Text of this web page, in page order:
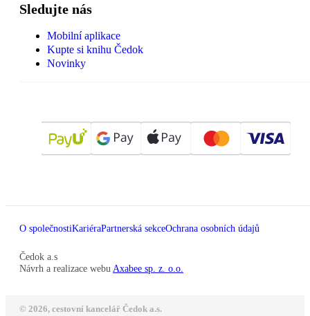
Sledujte nás
Mobilní aplikace
Kupte si knihu Čedok
Novinky
O společnostiKariéraPartnerská sekceOchrana osobních údajů
Čedok a.s
Návrh a realizace webu Axabee sp. z. o.o.
© 2026, cestovní kancelář Čedok a.s.